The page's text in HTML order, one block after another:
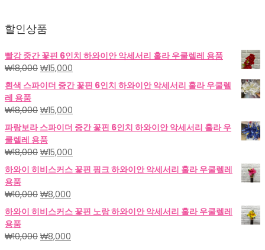
할인상품
빨강 중간 꽃핀 6인치 하와이안 악세서리 훌라 우쿨렐레 용품
₩18,000 원
래
가
격:
₩18,000.
₩15,000
재
가
₩15,000.
흰색 스파이더 중간 꽃핀 6인치 하와이안 악세서리 훌라 우쿨렐
레 용품
₩18,000 원
래
가
격:
₩18,000.
₩15,000
재
가
₩15,000.
파랑보라 스파이더 중간 꽃핀 6인치 하와이안 악세서리 훌라 우
쿨렐레 용품
₩18,000 원
래
가
격:
₩18,000.
₩15,000
재
가
하와이 히비스커스 꽃핀 핑크 하와이안 악세서리 훌라 우쿨렐레
용품
₩10,000 원
래
가
격:
₩10,000.
₩8,000
재
가
₩8,000.
하와이 히비스커스 꽃핀 노랑 하와이안 악세서리 훌라 우쿨렐레
용품
₩10,000 원
₩8,000